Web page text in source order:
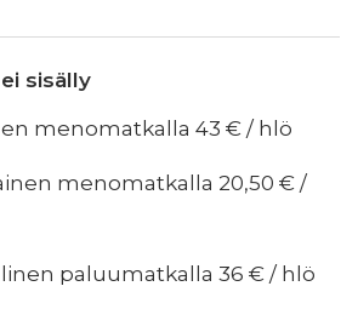
sisälly
menomatkalla 43 € / hlö
menomatkalla 20,50 € /
paluumatkalla 36 € / hlö